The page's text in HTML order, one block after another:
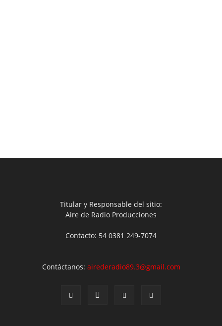
Titular y Responsable del sitio:
Aire de Radio Producciones
Contacto: 54 0381 249-7074
Contáctanos: airederadio89.3@gmail.com